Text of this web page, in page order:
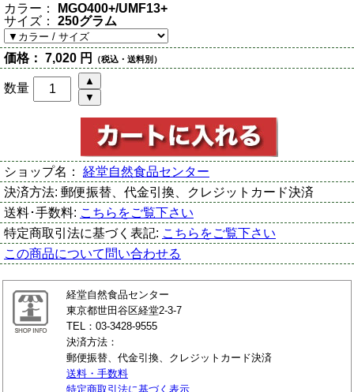
カラー：
MGO400+/UMF13+
サイズ：
250グラム
価格： 7,020 円 （税込・送料別）
数量
ショップ名： 経堂自然食品センター
決済方法: 郵便振替、代金引換、クレジットカード決済
送料･手数料: こちらをご覧下さい
特定商取引法に基づく表記: こちらをご覧下さい
この商品について問い合わせる
経堂自然食品センター
東京都世田谷区経堂2-3-7
TEL：03-3428-9555
決済方法：
郵便振替、代金引換、クレジットカード決済
送料・手数料
特定商取引法に基づく表示